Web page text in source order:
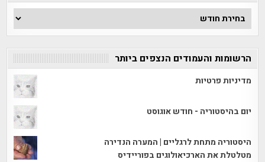
ארכיון
הכתבות
הרשומות והעמודים הנצפים ביותר
מדיניות פרטיות
יום בהיסטוריה - חודש אוגוסט
היסטוריה מתחת לרגליים | המערה הנדירה
מטלטלת את הארכיאולוגים בפוריידיס